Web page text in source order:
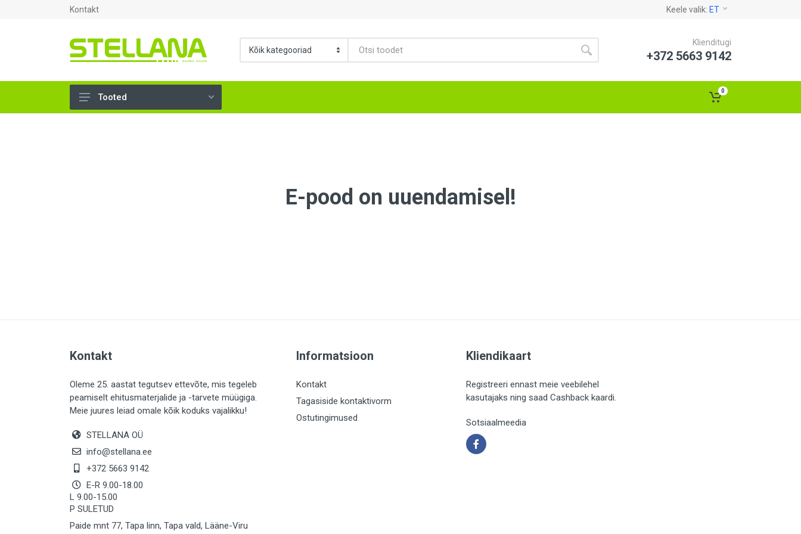
Kontakt Keele valik: ET
Klienditugi
+372 5663 9142
LIISTUD (183)
KIVID (31)
KATTED (133)
MAALRITARBED (1029)
SOOJUSTUS (15)
KEEMIA (222)
TÖÖRIIDED (117)
SAUN (8)
Tooted
0
E-pood on uuendamisel!
Kontakt
Oleme 25. aastat tegutsev ettevõte, mis tegeleb
peamiselt ehitusmaterjalide ja -tarvete müügiga.
Meie juures leiad omale kõik koduks vajalikku!
STELLANA OÜ
info@stellana.ee
+372 5663 9142
E-R 9.00-18.00
L 9.00-15.00
P SULETUD
Paide mnt 77, Tapa linn, Tapa vald, Lääne-Viru
Informatsioon
Kontakt
Tagasiside kontaktivorm
Ostutingimused
Kliendikaart
Registreeri ennast meie veebilehel
kasutajaks ning saad Cashback kaardi.
Sotsiaalmeedia